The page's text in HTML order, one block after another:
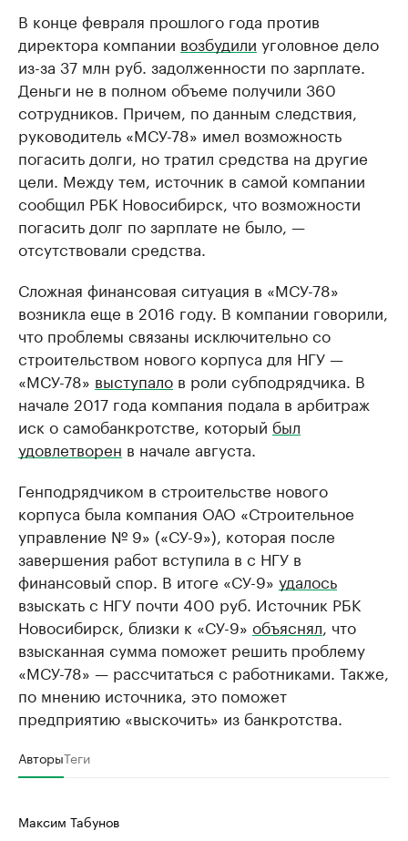
В конце февраля прошлого года против
директора компании возбудили уголовное дело
из-за 37 млн руб. задолженности по зарплате.
Деньги не в полном объеме получили 360
сотрудников. Причем, по данным следствия,
руководитель «МСУ-78» имел возможность
погасить долги, но тратил средства на другие
цели. Между тем, источник в самой компании
сообщил РБК Новосибирск, что возможности
погасить долг по зарплате не было, —
отсутствовали средства.
Сложная финансовая ситуация в «МСУ-78»
возникла еще в 2016 году. В компании говорили,
что проблемы связаны исключительно со
строительством нового корпуса для НГУ —
«МСУ-78» выступало в роли субподрядчика. В
начале 2017 года компания подала в арбитраж
иск о самобанкротстве, который был
удовлетворен в начале августа.
Генподрядчиком в строительстве нового
корпуса была компания ОАО «Строительное
управление № 9» («СУ-9»), которая после
завершения работ вступила в с НГУ в
финансовый спор. В итоге «СУ-9» удалось
взыскать с НГУ почти 400 руб. Источник РБК
Новосибирск, близки к «СУ-9» объяснял , что
взысканная сумма поможет решить проблему
«МСУ-78» — рассчитаться с работниками. Также,
по мнению источника, это поможет
предприятию «выскочить» из банкротства.
АвторыТеги
Максим Табунов